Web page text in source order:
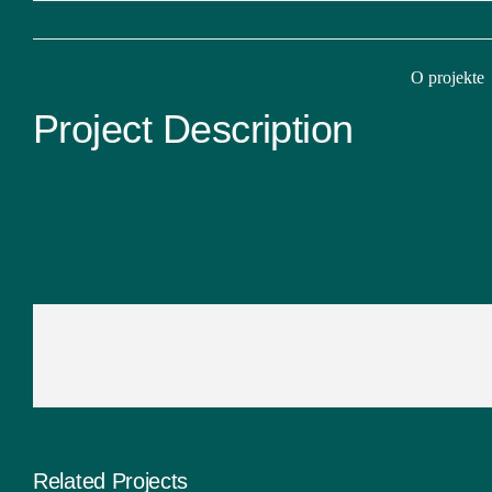
O projekte
Project Description
Related Projects